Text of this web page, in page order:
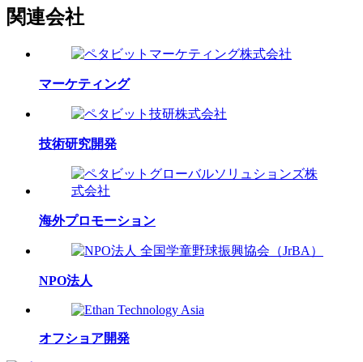
関連会社
マーケティング
技術研究開発
海外プロモーション
NPO法人
オフショア開発